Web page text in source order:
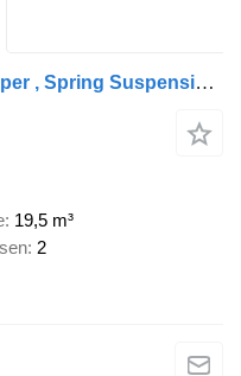
General Trailer 2 Axle Steel Tipper , Spring Suspension , Drum Brakes
19,5 m³
2